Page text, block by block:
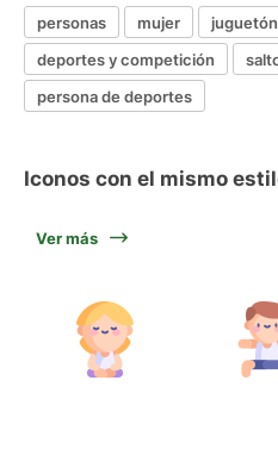
personas mujer juguetón
deportes y competición
persona de deportes
Iconos con el mismo
Ver más